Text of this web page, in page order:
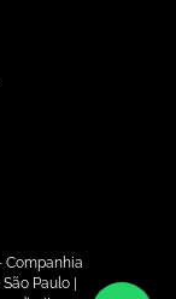
Companhia
Paulo |